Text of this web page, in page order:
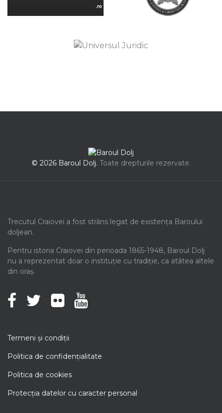
© 2026 Baroul Dolj. Toate drepturile rezervate.
Trecutul Craiovei a fost strâns legat de existența Baroului
doljean.
Pentru istoria Craiovei din perioada 1865-1948, Baroul Dolj
nu a reprezentat doar o instituție cu tradiție, ca atâtea altele
din oraș.
Termeni şi condiţii
Politica de confidenţialitate
Politica de cookies
Protecţia datelor cu caracter personal